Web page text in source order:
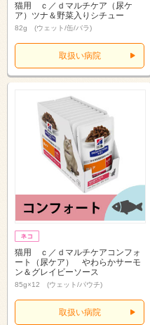
猫用 ｃ／ｄマルチケア（尿ケ
ア）ツナ＆野菜入りシチュー
82g (ウェット/缶/バラ)
取扱い病院
猫用 ｃ／ｄマルチケアコンフォ
ート（尿ケア） やわらかサーモ
ン＆グレイビーソース
85g×12 (ウェット/パウチ)
取扱い病院